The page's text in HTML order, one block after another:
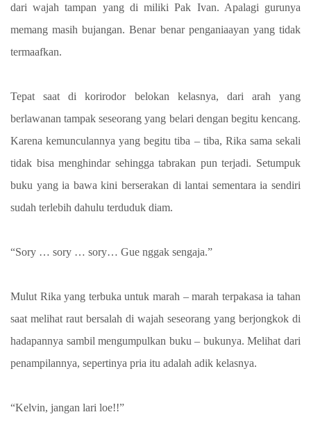
dari wajah tampan yang di miliki Pak Ivan. Apalagi gurunya
memang masih bujangan. Benar benar penganiaayan yang tidak
termaafkan.
Tepat saat di korirodor belokan kelasnya, dari arah yang
berlawanan tampak seseorang yang belari dengan begitu kencang.
Karena kemunculannya yang begitu tiba – tiba, Rika sama sekali
tidak bisa menghindar sehingga tabrakan pun terjadi. Setumpuk
buku yang ia bawa kini berserakan di lantai sementara ia sendiri
sudah terlebih dahulu terduduk diam.
“Sory … sory … sory… Gue nggak sengaja.”
Mulut Rika yang terbuka untuk marah – marah terpakasa ia tahan
saat melihat raut bersalah di wajah seseorang yang berjongkok di
hadapannya sambil mengumpulkan buku – bukunya. Melihat dari
penampilannya, sepertinya pria itu adalah adik kelasnya.
“Kelvin, jangan lari loe!!”